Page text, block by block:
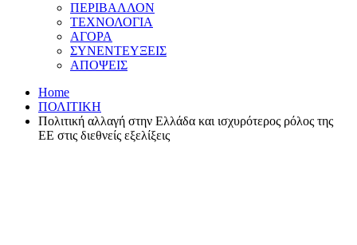
ΠΕΡΙΒΑΛΛΟΝ
ΤΕΧΝΟΛΟΓΙΑ
ΑΓΟΡΑ
ΣΥΝΕΝΤΕΥΞΕΙΣ
ΑΠΟΨΕΙΣ
Home
ΠΟΛΙΤΙΚΗ
Πολιτική αλλαγή στην Ελλάδα και ισχυρότερος ρόλος της
ΕΕ στις διεθνείς εξελίξεις